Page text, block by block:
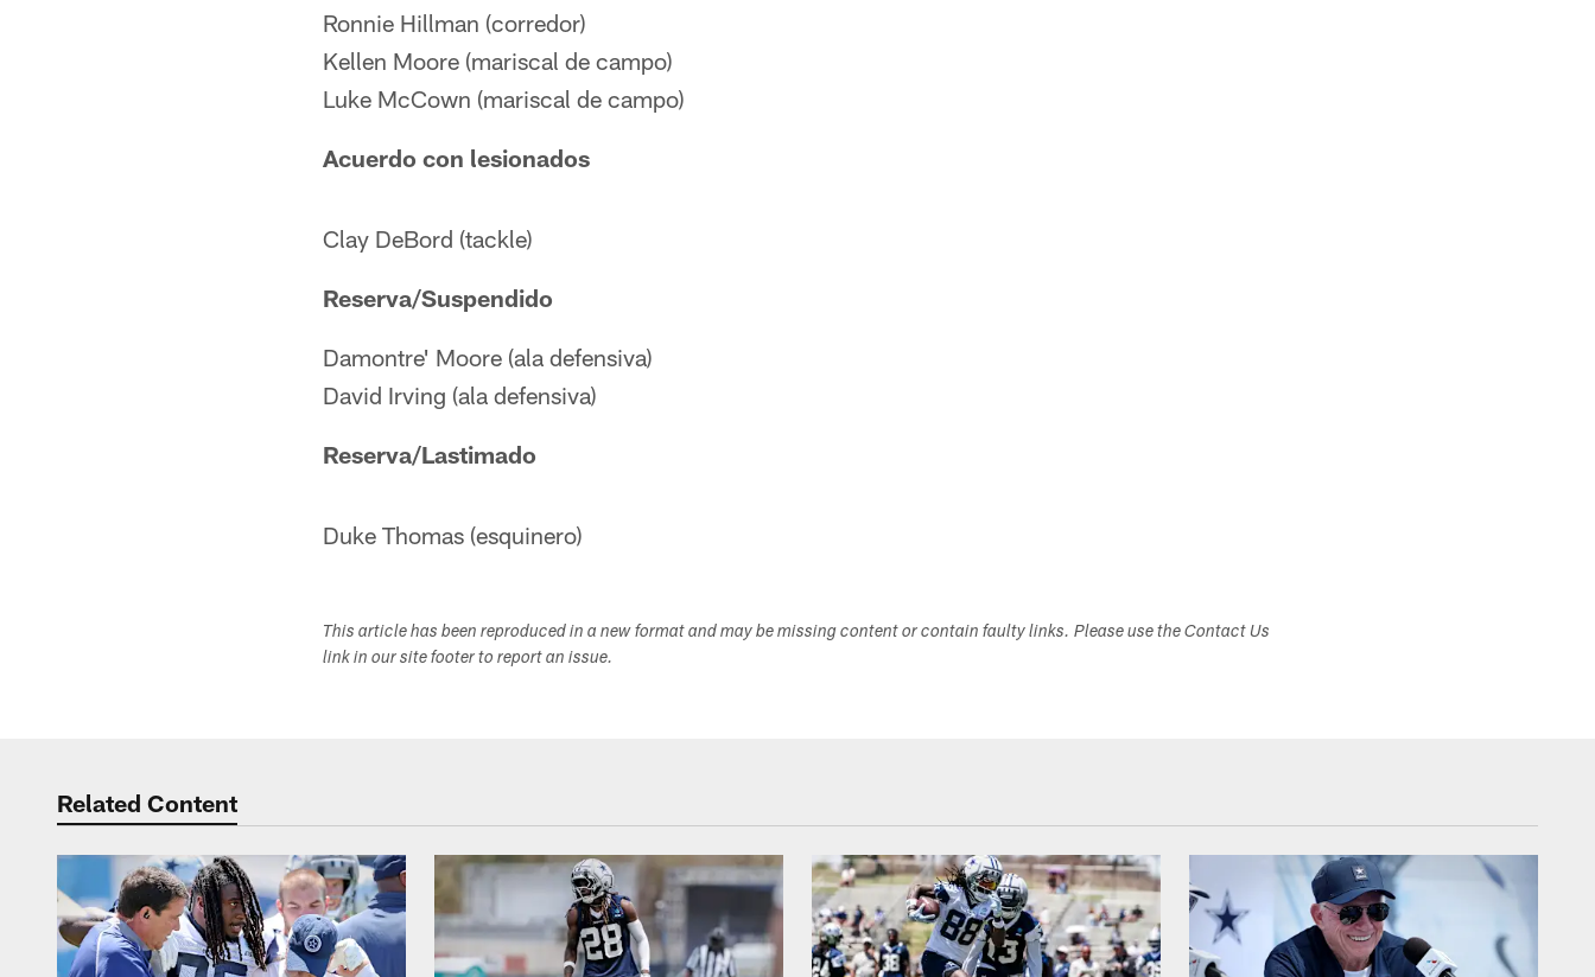
Ronnie Hillman (corredor)
Kellen Moore (mariscal de campo)
Luke McCown (mariscal de campo)
Acuerdo con lesionados
Clay DeBord (tackle)
Reserva/Suspendido
Damontre' Moore (ala defensiva)
David Irving (ala defensiva)
Reserva/Lastimado
Duke Thomas (esquinero)
This article has been reproduced in a new format and may be missing content or contain faulty links. Please use the Contact Us
link in our site footer to report an issue.
Related Content